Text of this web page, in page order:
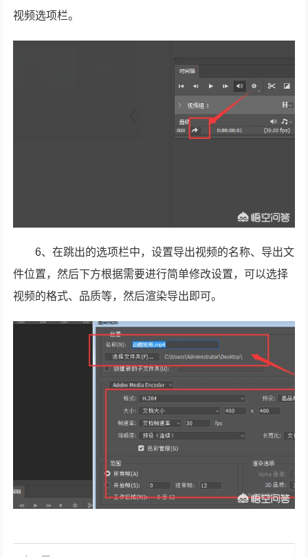
视频选项栏。
6、在跳出的选项栏中，设置导出视频的名称、导出文
件位置，然后下方根据需要进行简单修改设置，可以选择
视频的格式、品质等，然后渲染导出即可。